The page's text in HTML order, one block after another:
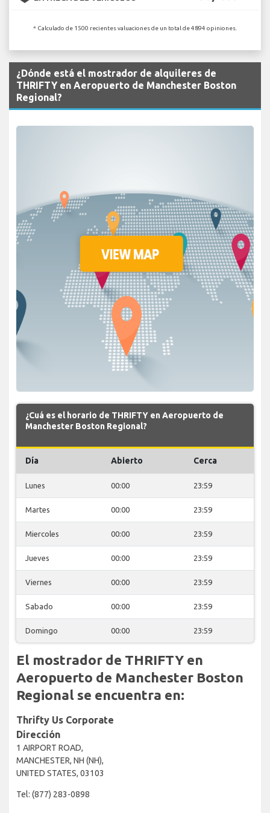
* Calculado de 1500 recientes valuaciones de un total de 4894 opiniones.
¿Dónde está el mostrador de alquileres de
THRIFTY en Aeropuerto de Manchester Boston
Regional?
¿Cuá es el horario de THRIFTY en Aeropuerto de
Manchester Boston Regional?
Día Abierto Cerca
Lunes 00:00 23:59
Martes 00:00 23:59
Miercoles 00:00 23:59
Jueves 00:00 23:59
Viernes 00:00 23:59
Sabado 00:00 23:59
Domingo 00:00 23:59
El mostrador de THRIFTY en
Aeropuerto de Manchester Boston
Regional se encuentra en:
Thrifty Us Corporate
Dirección
1 AIRPORT ROAD,
MANCHESTER, NH (NH),
UNITED STATES, 03103
Tel: (877) 283-0898